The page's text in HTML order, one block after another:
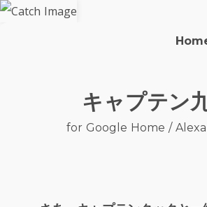
キャプテン
for Google Home /